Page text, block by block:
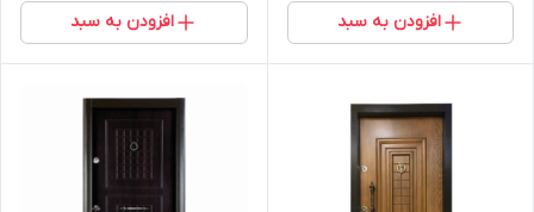
افزودن به سبد افزودن به سبد